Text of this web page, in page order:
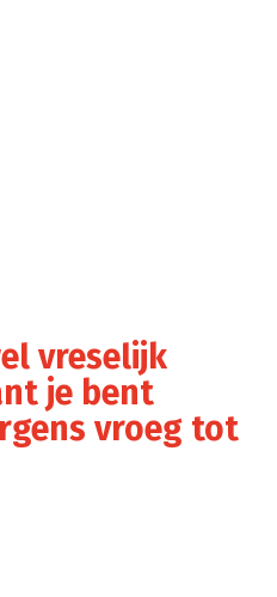
vreselijk
je bent
vroeg tot